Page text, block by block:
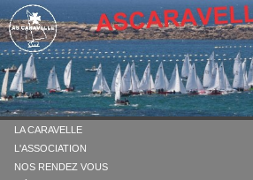
LA CARAVELLE
L'ASSOCIATION
NOS RENDEZ VOUS